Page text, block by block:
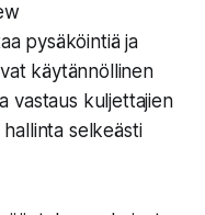
pysäköintiä ja
käytännöllinen
vastaus kuljettajien
selkeästi